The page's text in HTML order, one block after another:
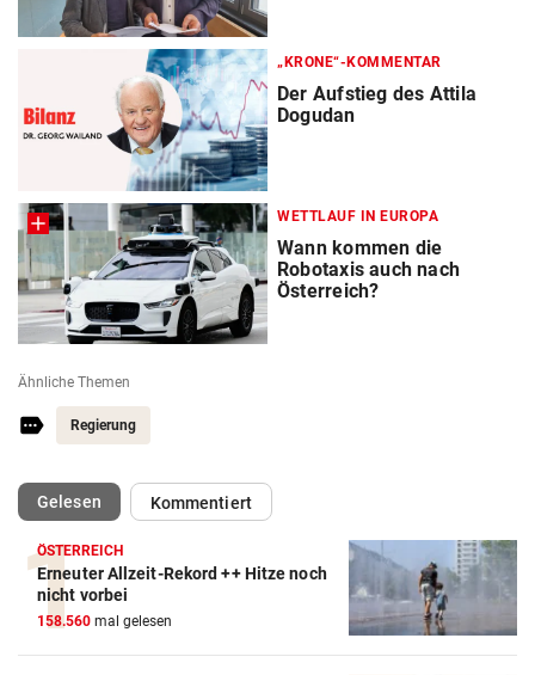
„KRONE“-KOMMENTAR
Der Aufstieg des Attila
Dogudan
WETTLAUF IN EUROPA
Wann kommen die
Robotaxis auch nach
Österreich?
Ähnliche Themen
Regierung
Gelesen(ausgewählt)Kommentiert
ÖSTERREICH
Erneuter Allzeit-Rekord ++ Hitze noch
nicht vorbei
158.560 mal gelesen